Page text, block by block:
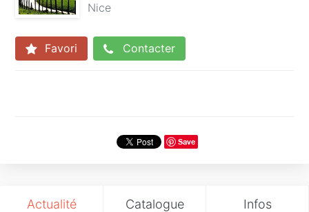
Nice
Favori Contacter
Save
Actualité Catalogue Infos